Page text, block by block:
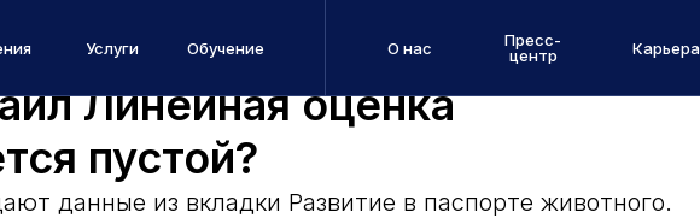
Услуги Обучение О нас
Пресс-
центр
Карьера
Линейная оценка
пустой?
данные из вкладки Развитие в паспорте животного.